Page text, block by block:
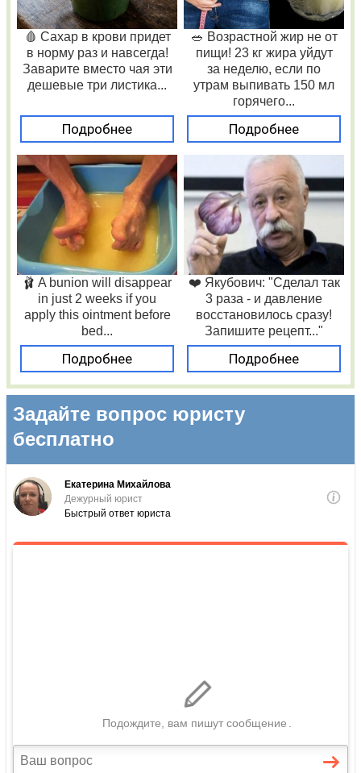
🩸 Сахар в крови придет
в норму раз и навсегда!
Заварите вместо чая эти
дешевые три листика...
Подробнее
🥗 Возрастной жир не от
пищи! 23 кг жира уйдут
за неделю, если по
утрам выпивать 150 мл
горячего...
Подробнее
🩰 A bunion will disappear
in just 2 weeks if you
apply this ointment before
bed...
Подробнее
❤️ Якубович: "Сделал так
3 раза - и давление
восстановилось сразу!
Запишите рецепт..."
Подробнее